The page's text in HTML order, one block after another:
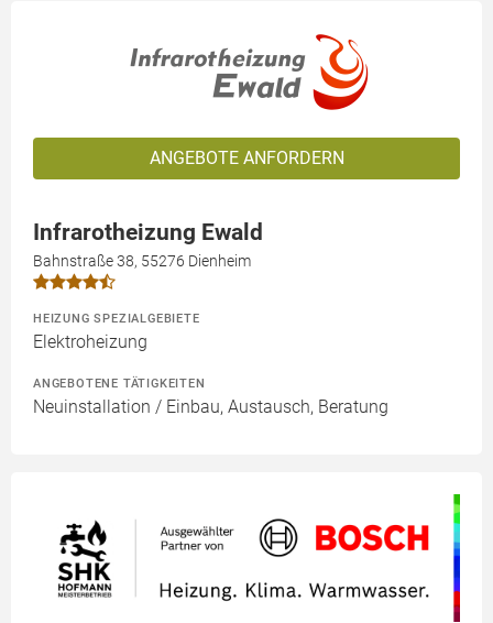
ANGEBOTE ANFORDERN
Infrarotheizung Ewald
Bahnstraße 38, 55276 Dienheim
HEIZUNG SPEZIALGEBIETE
Elektroheizung
ANGEBOTENE TÄTIGKEITEN
Neuinstallation / Einbau, Austausch, Beratung